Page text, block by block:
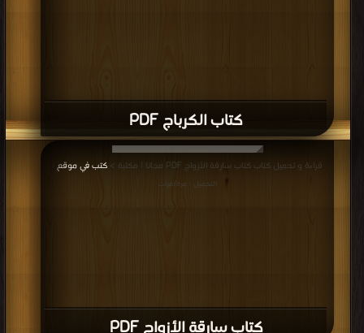
كتاب الكرباج PDF
قراءة و تحميل كتاب كتاب سارقة الأزواج PDF مجانا | مكتبة > كتب في موقع
التحميل : مرة/مرات